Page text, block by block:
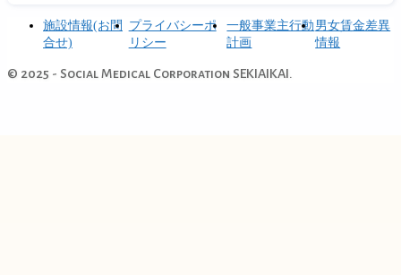
施設情報(お問
合せ)
プライバシーポ
リシー
一般事業主行動
計画
男女賃金差異
情報
© 2025 - Social Medical Corporation SEKIAIKAI.